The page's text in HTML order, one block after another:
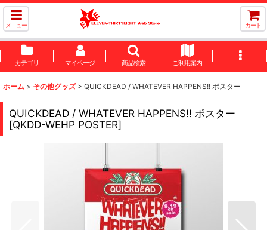
メニュー カート
カテゴリ マイページ 商品検索 ご利用案内
ホーム > その他グッズ > QUICKDEAD / WHATEVER HAPPENS!! ポスター
QUICKDEAD / WHATEVER HAPPENS!! ポスター
[QKDD-WEHP POSTER]